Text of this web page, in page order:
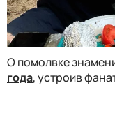
О помолвке
года, устроив